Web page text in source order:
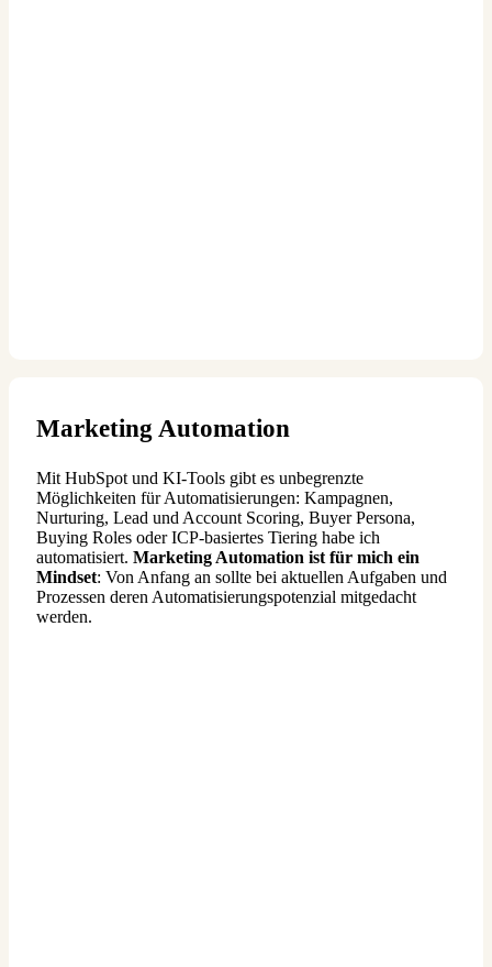
Marketing Automation
Mit HubSpot und KI-Tools gibt es unbegrenzte
Möglichkeiten für Automatisierungen: Kampagnen,
Nurturing, Lead und Account Scoring, Buyer Persona,
Buying Roles oder ICP-basiertes Tiering habe ich
automatisiert. Marketing Automation ist für mich ein
Mindset: Von Anfang an sollte bei aktuellen Aufgaben und
Prozessen deren Automatisierungspotenzial mitgedacht
werden.